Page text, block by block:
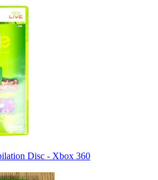
Disc - Xbox 360